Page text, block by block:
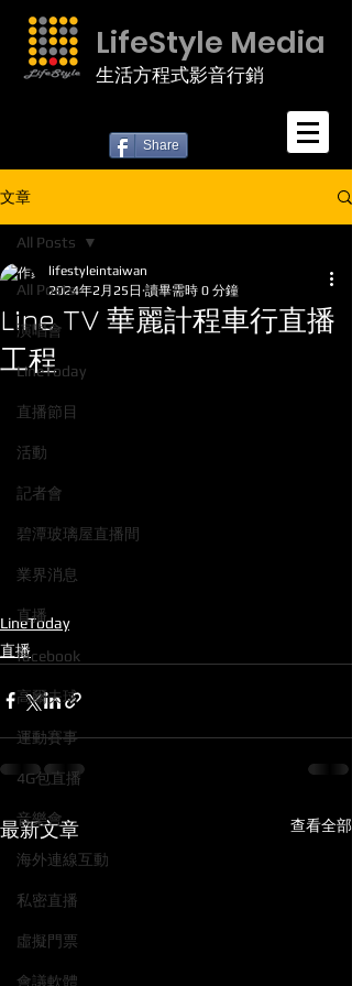
LifeStyle Media
生活方程式影音行銷
Share
文章
All Posts
演唱會
LineToday
直播節目
活動
記者會
碧潭玻璃屋直播間
業界消息
直播
facebook
高爾夫球
運動賽事
4G包直播
音樂會
海外連線互動
私密直播
虛擬門票
會議軟體
All Posts
Line TV 華麗計程車行直播
工程
lifestyleintaiwan
2024年2月25日 讀畢需時 0 分鐘
LineToday
直播
最新文章 查看全部